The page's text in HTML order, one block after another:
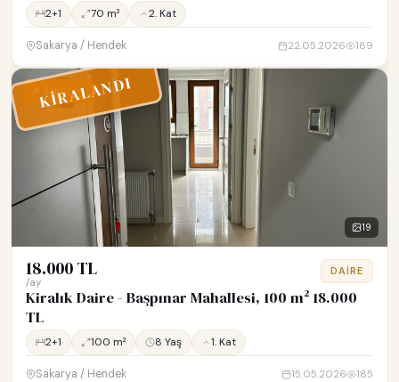
2+1 70 m² 2. Kat
Sakarya / Hendek 22.05.2026 189
KİRALANDI
KİRALIK
19
18.000 TL
/ay
DAIRE
Kiralık Daire - Başpınar Mahallesi, 100 m² 18.000
TL
2+1 100 m² 8 Yaş 1. Kat
Sakarya / Hendek 15.05.2026 185